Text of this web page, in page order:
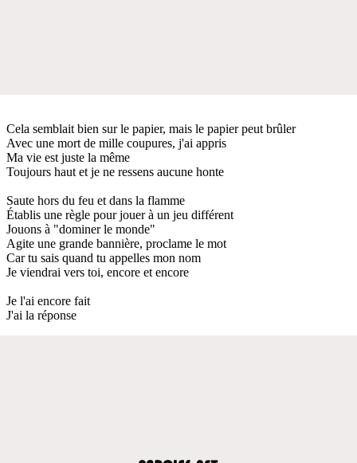
Cela semblait bien sur le papier, mais le papier peut brûler
Avec une mort de mille coupures, j'ai appris
Ma vie est juste la même
Toujours haut et je ne ressens aucune honte
Saute hors du feu et dans la flamme
Établis une règle pour jouer à un jeu différent
Jouons à "dominer le monde"
Agite une grande bannière, proclame le mot
Car tu sais quand tu appelles mon nom
Je viendrai vers toi, encore et encore
Je l'ai encore fait
J'ai la réponse